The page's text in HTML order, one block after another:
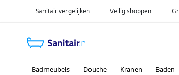
Sanitair vergelijken Veilig shoppen
Badmeubels Douche Kranen Baden